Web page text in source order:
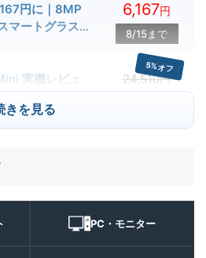
円に｜8MP
マートグラス用
6,167円
8/15まで
実機レビュ
容量不足対策に
付けSSD
24,510円
5%オフ
23,284
キャンプライ
102時間の多
ライトを徹底検
きを見る
PC・モニター